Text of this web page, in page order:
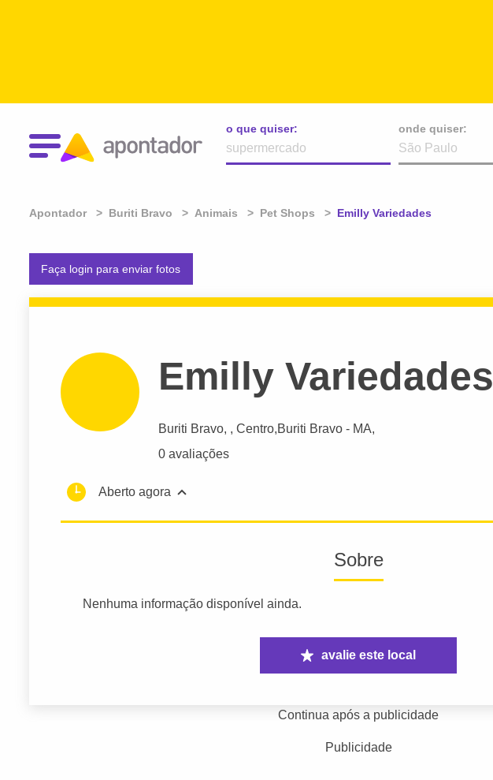
o que quiser:
onde quiser:
Apontador Buriti Bravo Animais Pet Shops Atual:
Emilly Variedades
Faça login para enviar fotos
Emilly Variedades
Buriti Bravo, , Centro,Buriti Bravo - MA,
0 avaliações
Aberto agora
Sobre
Nenhuma informação disponível ainda.
avalie este local
Continua após a publicidade
Publicidade